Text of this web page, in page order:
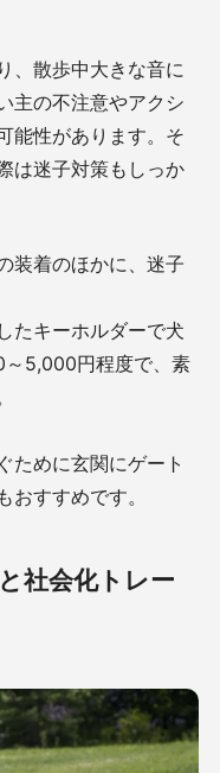
、散歩中大きな音に
主の不注意やアクシ
能性があります。そ
は迷子対策もしっか
装着のほかに、迷子
たキーホルダーで犬
～5,000円程度で、素
ために玄関にゲート
すすめです。
社会化トレー